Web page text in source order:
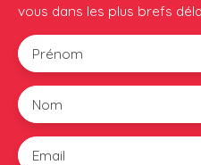
vous dans les plus brefs
Prénom
Nom
Email